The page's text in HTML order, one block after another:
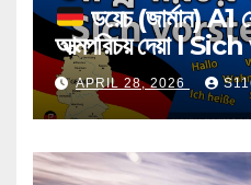
ডয়েচ (জার্মান) A1
আত্মপরিচয় দেয়া l
APRIL 28, 2026